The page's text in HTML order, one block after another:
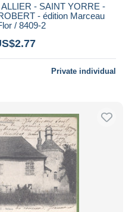
- SAINT YORRE -
- édition Marceau
/ 8409-2
Private individual